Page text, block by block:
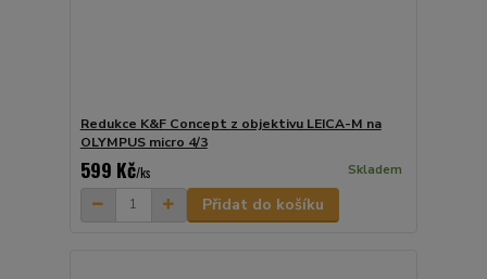
Redukce K&F Concept z objektivu LEICA-M na
OLYMPUS micro 4/3
599 Kč/ks Skladem
Přidat do košíku